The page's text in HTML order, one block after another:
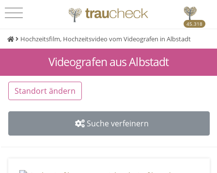
45.318
Hochzeitsfilm, Hochzeitsvideo vom Videografen in Albstadt
Videografen aus Albstadt
Standort ändern
Suche verfeinern